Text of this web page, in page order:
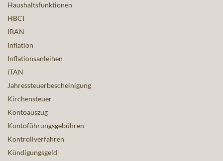
Haushaltsfunktionen
HBCI
IBAN
Inflation
Inflationsanleihen
iTAN
Jahressteuerbescheinigung
Kirchensteuer
Kontoauszug
Kontoführungsgebühren
Kontrollverfahren
Kündigungsgeld